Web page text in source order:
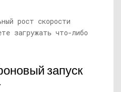
рост скорости
загружать что-либо
запуск